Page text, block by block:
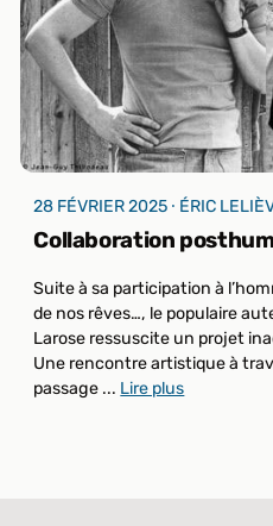
Collaboration
28 FÉVRIER 2025 ⸱ ÉRIC
Suite à sa participation à
de nos rêves…, le populaire
Larose ressuscite un projet
Une rencontre artistique à
passage ... Lire plus